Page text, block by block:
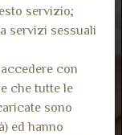
servizio;
servizi sessuali
con
che tutte le
sono
ed hanno